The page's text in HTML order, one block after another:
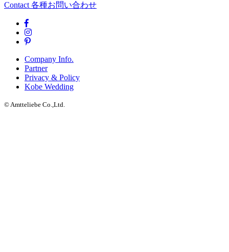
Contact 各種お問い合わせ
Company Info.
Partner
Privacy & Policy
Kobe Wedding
© Amtteliebe Co.,Ltd.